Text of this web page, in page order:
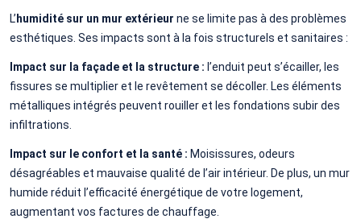
L’humidité sur un mur extérieur ne se limite pas à des problèmes
esthétiques. Ses impacts sont à la fois structurels et sanitaires :
Impact sur la façade et la structure : l’enduit peut s’écailler, les
fissures se multiplier et le revêtement se décoller. Les éléments
métalliques intégrés peuvent rouiller et les fondations subir des
infiltrations.
Impact sur le confort et la santé : Moisissures, odeurs
désagréables et mauvaise qualité de l’air intérieur. De plus, un mur
humide réduit l’efficacité énergétique de votre logement,
augmentant vos factures de chauffage.